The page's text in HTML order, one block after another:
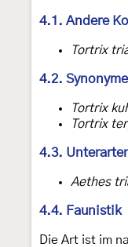
4.1. Andere
Tortrix
4.2. Synonyme
Tortrix
Tortrix
4.3.
Aethes
4.4. Faunistik
Die Art ist im